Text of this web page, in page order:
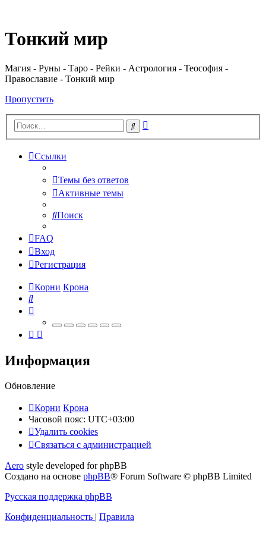
Тонкий мир
Магия - Руны - Таро - Рейки - Астрология - Теософия -
Православие - Тонкий мир
Пропустить
Поиск
Ссылки
Темы без ответов
Активные темы
Поиск
FAQ
Вход
Регистрация
Корни Крона
Поиск
Информация
Обновление
Корни Крона
Часовой пояс: UTC+03:00
Удалить cookies
Связаться
администрацией
Связаться с администрацией
Aero style developed for phpBB
Создано на основе phpBB® Forum Software © phpBB Limited
Русская поддержка phpBB
Конфиденциальность | Правила